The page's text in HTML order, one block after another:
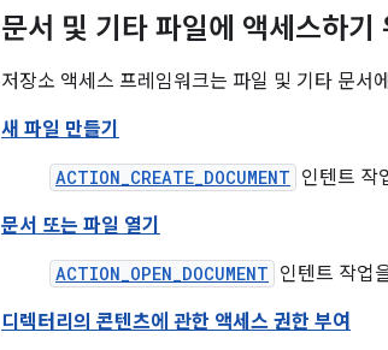
문서 및 기타 파일에 액세스하기
저장소 액세스 프레임워크는 파일 및 기타 문서
새 파일 만들기
ACTION_CREATE_DOCUMENT 인텐트 작
문서 또는 파일 열기
ACTION_OPEN_DOCUMENT 인텐트 작업
디렉터리의 콘텐츠에 관한 액세스 권한 부여